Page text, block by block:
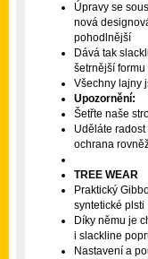
Úpravy se
nová
pohodlnější
Dává tak
šetrnější formu
Všechny lajny
Upozornění:
Šetřte naše
Uděláte
ochrana
TREE WEAR
Praktický
syntetické plsti
Díky němu je
i slackline
Nastavení a